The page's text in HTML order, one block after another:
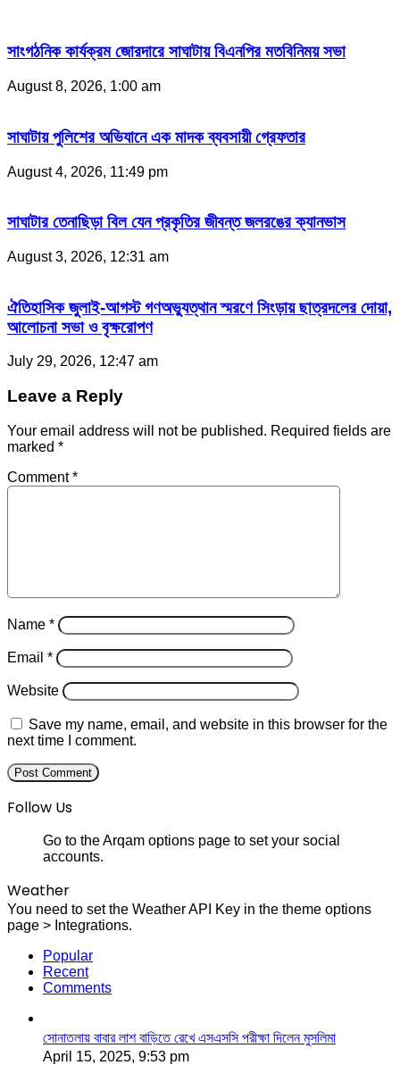
সাংগঠনিক কার্যক্রম জোরদারে সাঘাটায় বিএনপির মতবিনিময় সভা
August 8, 2026, 1:00 am
সাঘাটায় পুলিশের অভিযানে এক মাদক ব্যবসায়ী গ্রেফতার
August 4, 2026, 11:49 pm
সাঘাটার তেনাছিড়া বিল যেন প্রকৃতির জীবন্ত জলরঙের ক্যানভাস
August 3, 2026, 12:31 am
ঐতিহাসিক জুলাই-আগস্ট গণঅভ্যুত্থান স্মরণে সিংড়ায় ছাত্রদলের দোয়া,
আলোচনা সভা ও বৃক্ষরোপণ
July 29, 2026, 12:47 am
Leave a Reply
Your email address will not be published. Required fields are
marked *
Comment*
Name *
Email *
Website
Save my name, email, and website in this browser for the
next time I comment.
Follow Us
Go to the Arqam options page to set your social
accounts.
Weather
You need to set the Weather API Key in the theme options
page > Integrations.
Popular
Recent
Comments
সোনাতলায় বাবার লাশ বাড়িতে রেখে এসএসসি পরীক্ষা দিলেন মুসলিমা
April 15, 2025, 9:53 pm